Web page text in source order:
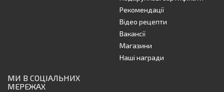
Рекомендації
Відео рецепти
Вакансії
Магазини
Наші награди
МИ В СОЦІАЛЬНИХ
МЕРЕЖАХ